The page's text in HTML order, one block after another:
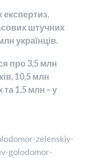
штучних
українців.
про 3,5 млн
10,5 млн
та 1,5 млн – у
zelenskiy-
golodomor-